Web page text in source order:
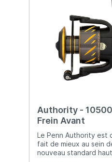
Authority -
Frein Avant
Le Penn Authority est
fait de mieux au sein
nouveau standard